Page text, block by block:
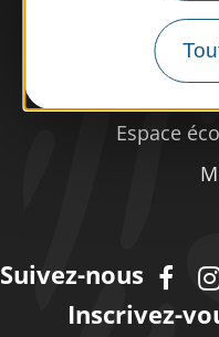
Espace
Espace
Suivez-nous
Inscrivez-